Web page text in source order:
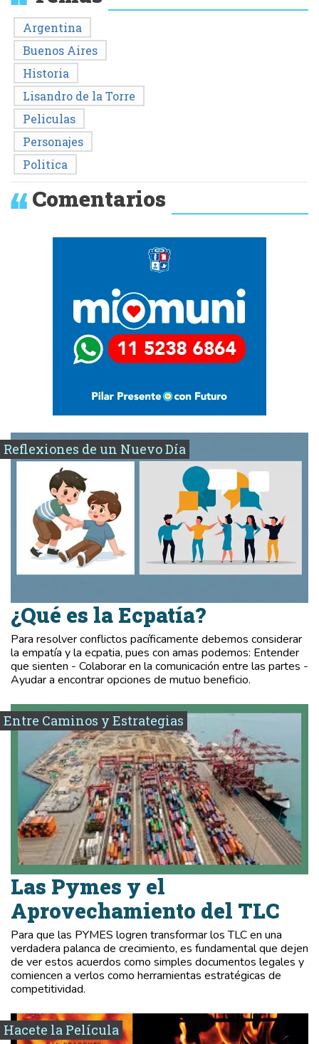
Argentina
Buenos Aires
Historia
Lisandro de la Torre
Peliculas
Personajes
Politica
Comentarios
Reflexiones de un Nuevo Día
¿Qué es la Ecpatía?
Para resolver conflictos pacíficamente debemos considerar
la empatía y la ecpatia, pues con amas podemos: Entender
que sienten - Colaborar en la comunicación entre las partes -
Ayudar a encontrar opciones de mutuo beneficio.
Entre Caminos y Estrategias
Las Pymes y el
Aprovechamiento del TLC
Para que las PYMES logren transformar los TLC en una
verdadera palanca de crecimiento, es fundamental que dejen
de ver estos acuerdos como simples documentos legales y
comiencen a verlos como herramientas estratégicas de
competitividad.
Hacete la Película